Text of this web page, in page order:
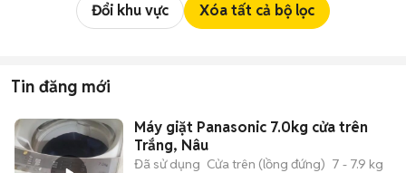
Đổi khu vực Xóa tất cả bộ lọc
Tin đăng mới
Máy giặt Panasonic 7.0kg cửa trên
Trắng, Nâu
Đã sử dụng Cửa trên (lồng đứng) 7 - 7.9 kg